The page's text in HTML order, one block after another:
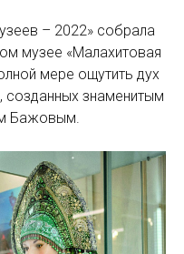
– 2022» собрала
музее «Малахитовая
мере ощутить дух
созданных знаменитым
Бажовым.